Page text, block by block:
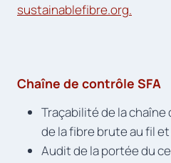
sustainablefibre.org.
Chaîne de contrôle SFA
Traçabilité de la chaîne
de la fibre brute au fil
Audit de la portée du